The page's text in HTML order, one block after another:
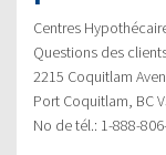
Centres
Questions des
2215 Coquitlam
Port Coquitlam, BC
No de tél.: 1-888-